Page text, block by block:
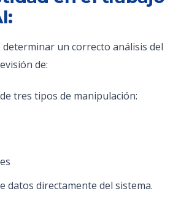
determinar un correcto análisis del
de:
tres tipos de manipulación:
datos directamente del sistema.